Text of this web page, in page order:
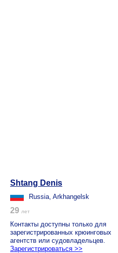
Shtang Denis
Russia, Arkhangelsk
29 лет
Контакты доступны только для
зарегистрированных крюинговых
агентств или судовладельцев.
Зарегистрироваться >>